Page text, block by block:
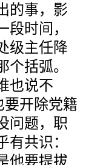
的事，影
时间，
级主任降
括弧。
也说不
要开除党籍
问题，职
共识：
他要提拔